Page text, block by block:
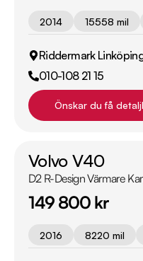
2014 15558 mil
Riddermark
010-108 21 15
Önskar du få
Volvo V40
D2 R-Design Värmare
149 800 kr
2016 8220 mil